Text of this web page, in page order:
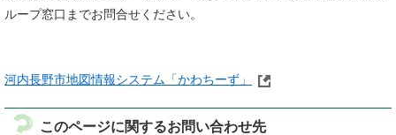
ループ窓口までお問合せください。
河内長野市地図情報システム「かわちーず」
このページに関するお問い合わせ先